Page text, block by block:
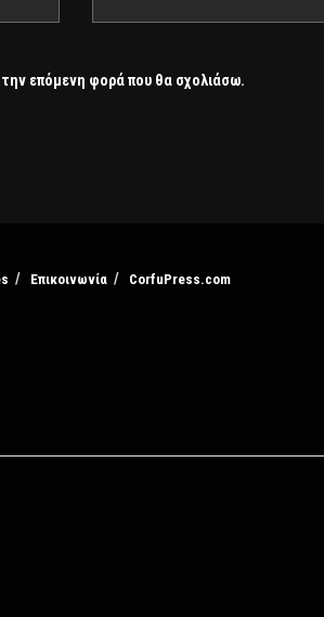
επόμενη φορά που θα σχολιάσω.
Επικοινωνία CorfuPress.com